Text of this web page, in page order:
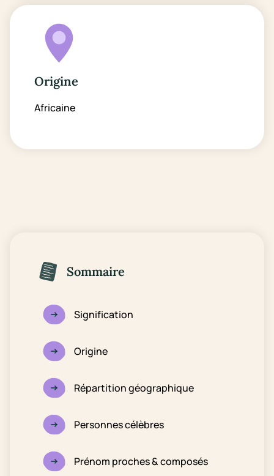
Origine
Africaine
Sommaire
Signification
Origine
Répartition géographique
Personnes célèbres
Prénom proches & composés